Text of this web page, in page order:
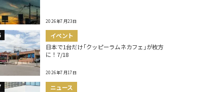
2026年7月23日
イベント
日本で1台だけ｢クッピーラムネカフェ｣が枚方
に！7/18
2026年7月17日
ニュース